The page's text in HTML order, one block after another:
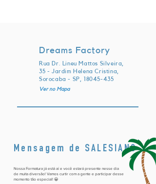
Dreams Factory
Rua Dr. Lineu Mattos Silveira,
35 - Jardim Helena Cristina,
Sorocaba - SP, 18045-435
Ver no Mapa
Mensagem de SALESIANO
Nossa Formatura já está aí e você estará presente nesse dia
de muita diversão! Vamos curtir com a gente e participar desse
momento tão especial! 😀​​​